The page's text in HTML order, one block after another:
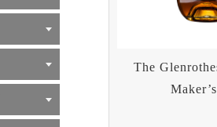
The